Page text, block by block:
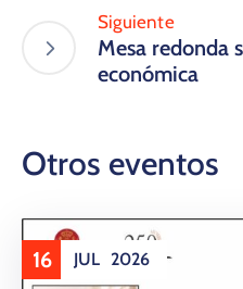
Siguiente
Mesa redonda
económica
Otros eventos
16 JUL 2026